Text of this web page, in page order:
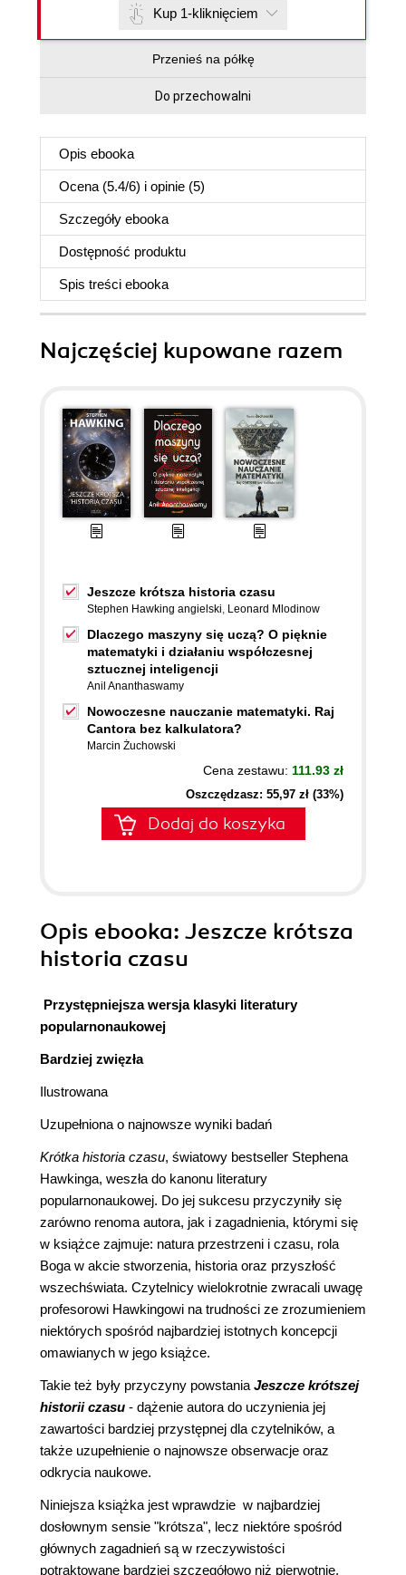
Kup 1-kliknięciem
Przenieś na półkę
Do przechowalni
Opis ebooka
Ocena (5.4/6) i opinie (5)
Szczegóły ebooka
Dostępność produktu
Spis treści ebooka
Najczęściej kupowane razem
Jeszcze krótsza historia czasu
Stephen Hawking angielski, Leonard Mlodinow
Dlaczego maszyny się uczą? O pięknie
matematyki i działaniu współczesnej
sztucznej inteligencji
Anil Ananthaswamy
Nowoczesne nauczanie matematyki. Raj
Cantora bez kalkulatora?
Marcin Żuchowski
Cena zestawu: 111.93 zł
Oszczędzasz: 55,97 zł (33%)
Dodaj do koszyka
Opis ebooka: Jeszcze krótsza
historia czasu
Przystępniejsza wersja klasyki literatury
popularnonaukowej
Bardziej zwięzła
Ilustrowana
Uzupełniona o najnowsze wyniki badań
Krótka historia czasu, światowy bestseller Stephena
Hawkinga, weszła do kanonu literatury
popularnonaukowej. Do jej sukcesu przyczyniły się
zarówno renoma autora, jak i zagadnienia, którymi się
w książce zajmuje: natura przestrzeni i czasu, rola
Boga w akcie stworzenia, historia oraz przyszłość
wszechświata. Czytelnicy wielokrotnie zwracali uwagę
profesorowi Hawkingowi na trudności ze zrozumieniem
niektórych spośród najbardziej istotnych koncepcji
omawianych w jego książce.
Takie też były przyczyny powstania Jeszcze krótszej
historii czasu - dążenie autora do uczynienia jej
zawartości bardziej przystępnej dla czytelników, a
także uzupełnienie o najnowsze obserwacje oraz
odkrycia naukowe.
Niniejsza książka jest wprawdzie w najbardziej
dosłownym sensie "krótsza", lecz niektóre spośród
głównych zagadnień są w rzeczywistości
potraktowane bardziej szczegółowo niż pierwotnie,